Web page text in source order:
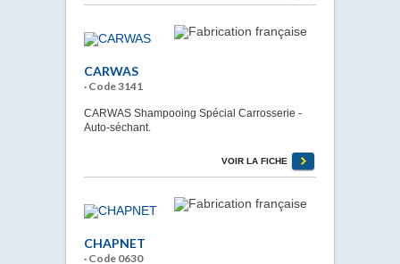
CARWAS
· Code 3141
CARWAS Shampooing Spécial Carrosserie -
Auto-séchant.
VOIR LA FICHE
CHAPNET
· Code 0630